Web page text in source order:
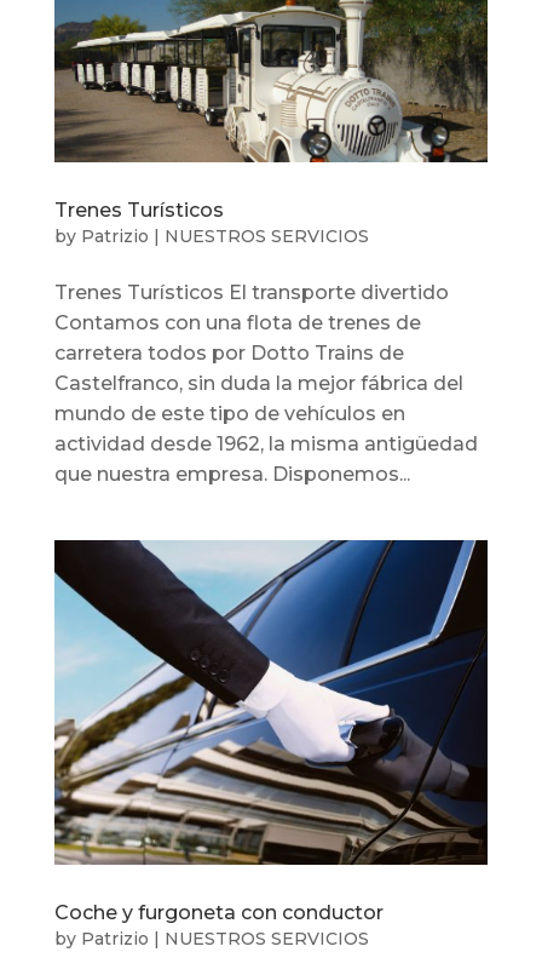
Trenes Turísticos
by Patrizio | NUESTROS SERVICIOS
Trenes Turísticos El transporte divertido
Contamos con una flota de trenes de
carretera todos por Dotto Trains de
Castelfranco, sin duda la mejor fábrica del
mundo de este tipo de vehículos en
actividad desde 1962, la misma antigüedad
que nuestra empresa. Disponemos...
Coche y furgoneta con conductor
by Patrizio | NUESTROS SERVICIOS